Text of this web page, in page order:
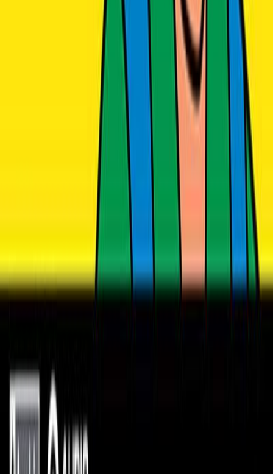
Δώρο για κάποιον ξεχωριστό
Χάρισε απεριόριστες ακροάσεις βιβλίων στους αγαπημένους σου.
Αγόρασε online και στείλε ψηφιακά τη δωροκάρτα.